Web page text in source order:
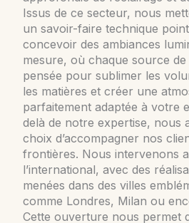
Issus de ce secteur, nous
un savoir-faire technique
concevoir des ambiances
mesure, où chaque source
pensée pour sublimer les
les matières et créer une
parfaitement adaptée à votre
delà de notre expertise, nous
choix d’accompagner nos
frontières. Nous intervenons
l’international, avec des
menées dans des villes
comme Londres, Milan ou
Cette ouverture nous permet